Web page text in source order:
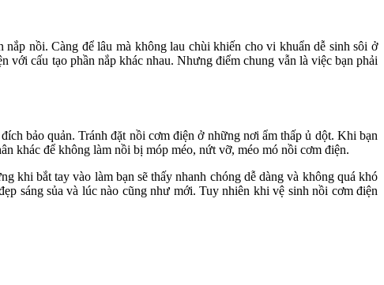
nồi. Càng để lâu mà không lau chùi khiến cho vi khuẩn dễ sinh sôi ở
cấu tạo phần nắp khác nhau. Nhưng điểm chung vẫn là việc bạn phải
bảo quản. Tránh đặt nồi cơm điện ở những nơi ẩm thấp ủ dột. Khi bạn
khác để không làm nồi bị móp méo, nứt vỡ, méo mó nồi cơm điện.
khi bắt tay vào làm bạn sẽ thấy nhanh chóng dễ dàng và không quá khó
sáng sủa và lúc nào cũng như mới. Tuy nhiên khi vệ sinh nồi cơm điện